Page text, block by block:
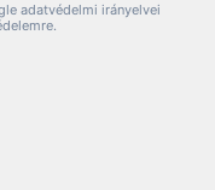
adatvédelmi irányelvei